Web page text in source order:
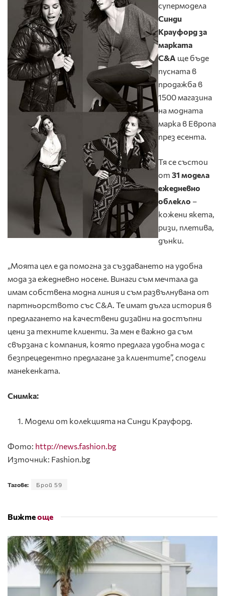
супермодела
Синди
Крауфорд за
марката
C&A ще бъде
пусната в
продажба в
1500 магазина
на модната
марка в Европа
през есента.
Тя се състои
от 31 модела
ежедневно
облекло –
кожени якета,
ризи, плетива,
дънки.
„Моята цел е да помогна за създаването на удобна
мода за ежедневно носене. Винаги съм мечтала да
имам собствена модна линия и съм развълнувана от
партньорството със C&A. Те имат дълга история в
предлагането на качествени дизайни на достъпни
цени за техните клиенти. За мен е важно да съм
свързана с компания, която предлага удобна мода с
безпрецедентно предлагане за клиентите”, сподели
манекенката.
Снимкa:
Модели от колекцията на Синди Крауфорд.
Фото: http://news.fashion.bg
Източник: Fashion.bg
Тагове: Брой 59
Вижтеоще